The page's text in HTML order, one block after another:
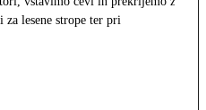
lesene strope ter pri